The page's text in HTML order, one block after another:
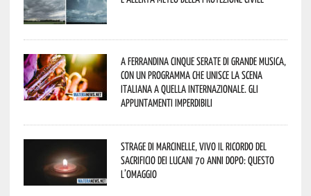
A Ferrandina cinque serate di grande musica,
con un programma che unisce la scena
italiana a quella internazionale. Gli
appuntamenti imperdibili
Strage di Marcinelle, vivo il ricordo del
sacrificio dei lucani 70 anni dopo: questo
l’omaggio